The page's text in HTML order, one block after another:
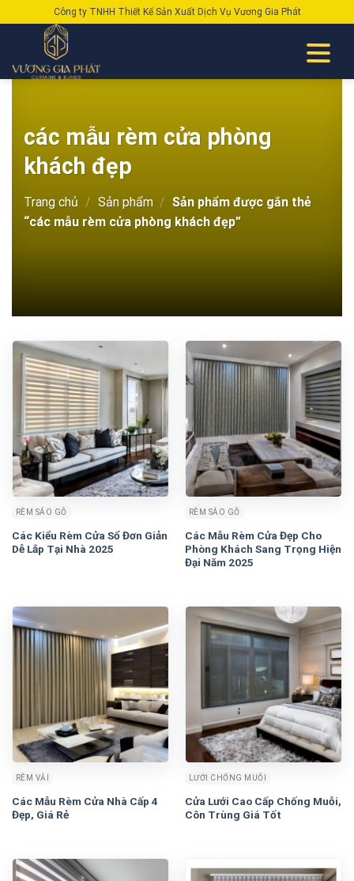
to
Công ty TNHH Thiết Kế Sản Xuất Dịch Vụ Vương Gia Phát
các mẫu rèm cửa phòng
khách đẹp
Trang chủ / Sản phẩm / Sản phẩm được gắn thẻ
“các mẫu rèm cửa phòng khách đẹp”
RÈM SÁO GỖ
Các Kiểu Rèm Cửa Sổ Đơn Giản
Dễ Lắp Tại Nhà 2025
RÈM SÁO GỖ
Các Mẫu Rèm Cửa Đẹp Cho
Phòng Khách Sang Trọng Hiện
Đại Năm 2025
RÈM VẢI
Các Mẫu Rèm Cửa Nhà Cấp 4
Đẹp, Giá Rẻ
LƯỚI CHỐNG MUỖI
Cửa Lưới Cao Cấp Chống Muỗi,
Côn Trùng Giá Tốt